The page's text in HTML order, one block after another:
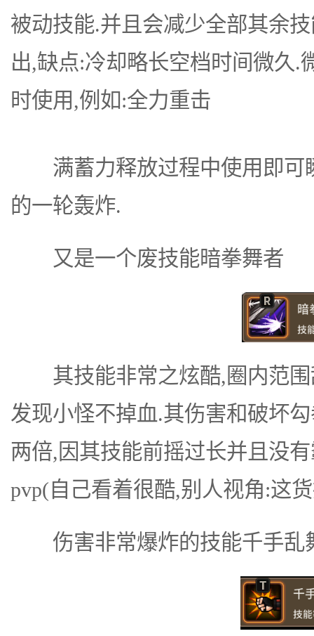
被动技能.并且会减少全部其余
出,缺点:冷却略长空档时间微久.
时使用,例如:全力重击
满蓄力释放过程中使用即可
的一轮轰炸.
又是一个废技能暗拳舞者
其技能非常之炫酷,圈内范围
发现小怪不掉血.其伤害和破坏
两倍,因其技能前摇过长并且没
pvp(自己看着很酷,别人视角:这
伤害非常爆炸的技能千手乱